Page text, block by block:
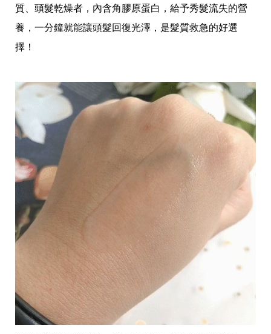
時
生
活
熱
鮮
優
惠
懶
包
購
首
關
於
稿
聲
明
質、頭髮乾燥者，內含角膠原蛋白，給予秀髮流失的營
養，一分鐘就能讓頭髮回復光澤，是髮質救急的好選
擇！